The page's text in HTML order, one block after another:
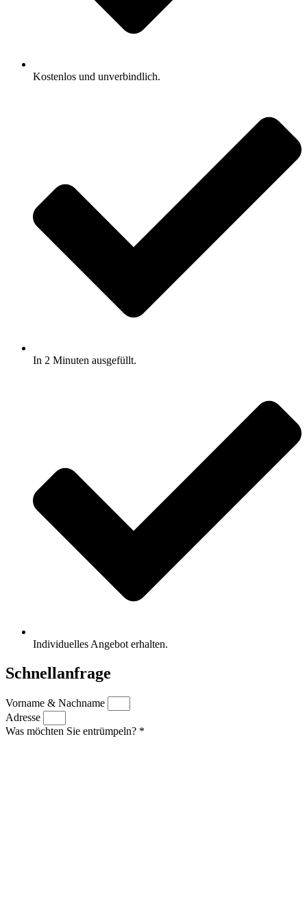
Kostenlos und unverbindlich.
In 2 Minuten ausgefüllt.
Individuelles Angebot erhalten.
Schnellanfrage
Vorname & Nachname
Adresse
Was möchten Sie entrümpeln? *